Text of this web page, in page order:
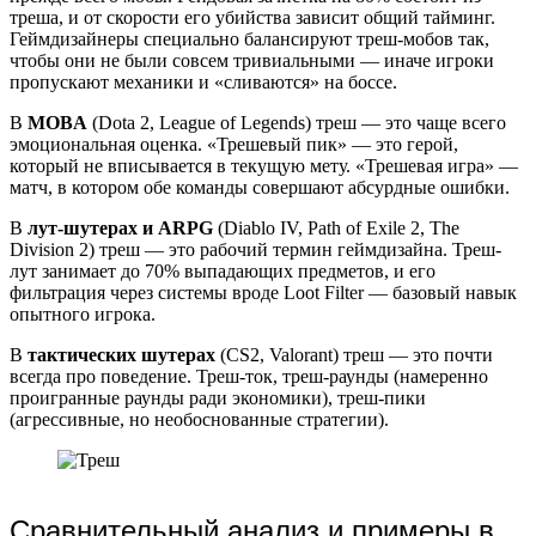
треша, и от скорости его убийства зависит общий тайминг.
Геймдизайнеры специально балансируют треш-мобов так,
чтобы они не были совсем тривиальными — иначе игроки
пропускают механики и «сливаются» на боссе.
В MOBA (Dota 2, League of Legends) треш — это чаще всего
эмоциональная оценка. «Трешевый пик» — это герой,
который не вписывается в текущую мету. «Трешевая игра» —
матч, в котором обе команды совершают абсурдные ошибки.
В лут-шутерах и ARPG (Diablo IV, Path of Exile 2, The
Division 2) треш — это рабочий термин геймдизайна. Треш-
лут занимает до 70% выпадающих предметов, и его
фильтрация через системы вроде Loot Filter — базовый навык
опытного игрока.
В тактических шутерах (CS2, Valorant) треш — это почти
всегда про поведение. Треш-ток, треш-раунды (намеренно
проигранные раунды ради экономики), треш-пики
(агрессивные, но необоснованные стратегии).